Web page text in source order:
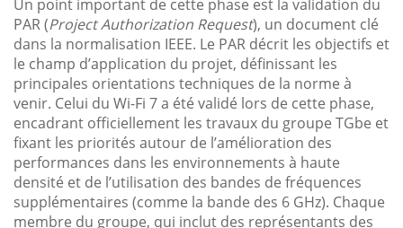
Un point important de cette phase est la validation du
PAR (Project Authorization Request), un document clé
dans la normalisation IEEE. Le PAR décrit les objectifs et
le champ d’application du projet, définissant les
principales orientations techniques de la norme à
venir. Celui du Wi-Fi 7 a été validé lors de cette phase,
encadrant officiellement les travaux du groupe TGbe et
fixant les priorités autour de l’amélioration des
performances dans les environnements à haute
densité et de l’utilisation des bandes de fréquences
supplémentaires (comme la bande des 6 GHz). Chaque
membre du groupe, qui inclut des représentants des